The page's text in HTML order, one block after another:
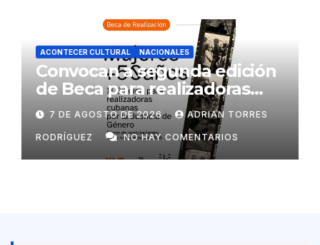
ACONTECER CULTURAL NACIONALES
Convocan a segunda edición
de Beca para realizadoras
mayores de 50 años
7 DE AGOSTO DE 2026 ADRIAN TORRES
RODRÍGUEZ NO HAY COMENTARIOS